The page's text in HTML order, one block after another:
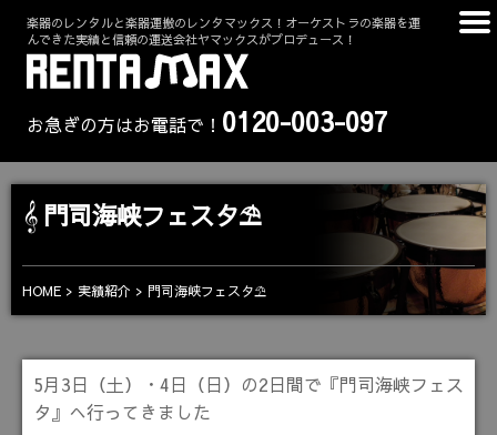
楽器のレンタルと楽器運搬のレンタマックス！オーケストラの楽器を運
んできた実績と信頼の運送会社ヤマックスがプロデュース！
お急ぎの方はお電話で！ 0120-003-097
門司海峡フェスタ⛱
HOME 実績紹介 門司海峡フェスタ⛱
5月3日（土）・4日（日）の2日間で『門司海峡フェス
タ』へ行ってきました